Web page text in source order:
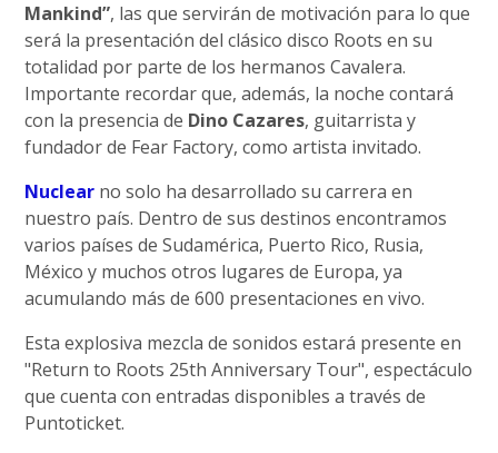
Mankind”, las que servirán de motivación para lo que
será la presentación del clásico disco Roots en su
totalidad por parte de los hermanos Cavalera.
Importante recordar que, además, la noche contará
con la presencia de Dino Cazares, guitarrista y
fundador de Fear Factory, como artista invitado.
Nuclear no solo ha desarrollado su carrera en
nuestro país. Dentro de sus destinos encontramos
varios países de Sudamérica, Puerto Rico, Rusia,
México y muchos otros lugares de Europa, ya
acumulando más de 600 presentaciones en vivo.
Esta explosiva mezcla de sonidos estará presente en
"Return to Roots 25th Anniversary Tour", espectáculo
que cuenta con entradas disponibles a través de
Puntoticket.